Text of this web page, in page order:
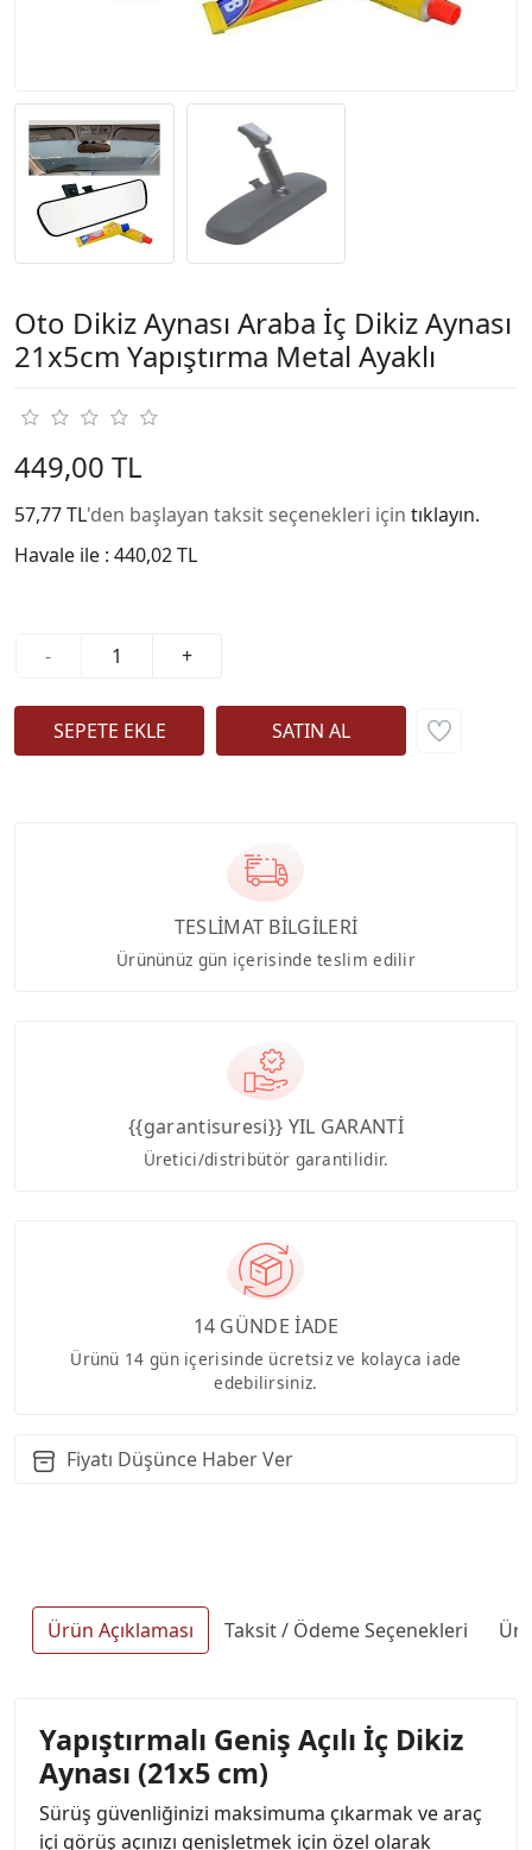
Oto Dikiz Aynası Araba İç Dikiz Aynası
21x5cm Yapıştırma Metal Ayaklı
449,00 TL
57,77 TL'den başlayan taksit seçenekleri için tıklayın.
Havale ile : 440,02 TL
- +
TESLİMAT BİLGİLERİ
Ürününüz gün içerisinde teslim edilir
{{garantisuresi}} YIL GARANTİ
Üretici/distribütör garantilidir.
14 GÜNDE İADE
Ürünü 14 gün içerisinde ücretsiz ve kolayca iade
edebilirsiniz.
Fiyatı Düşünce Haber Ver
Ürün Açıklaması Taksit / Ödeme Seçenekleri
Yapıştırmalı Geniş Açılı İç Dikiz
Aynası (21x5 cm)
Sürüş güvenliğinizi maksimuma çıkarmak ve araç
içi görüş açınızı genişletmek için özel olarak